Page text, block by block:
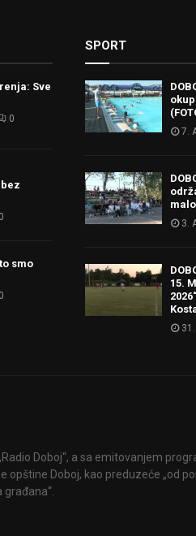
Sve
0
0
smo
0
SPORT
7.
3.
15.
Doboj“, a sa emitovanjem
opštine Doboj, kao preduzeće „od